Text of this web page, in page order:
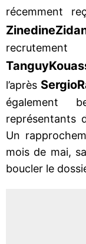
récemment
Zinedine
Tanguy
l’après Sergio
également
représentants
Un
mois de mai,
boucler le